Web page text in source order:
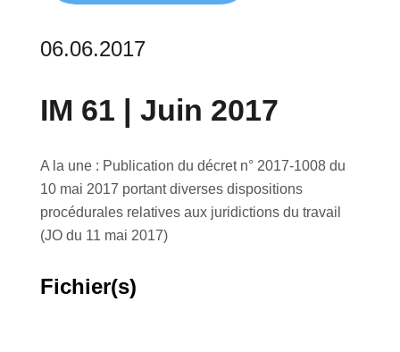
06.06.2017
IM 61 | Juin 2017
A la une : Publication du décret n° 2017-1008 du
10 mai 2017 portant diverses dispositions
procédurales relatives aux juridictions du travail
(JO du 11 mai 2017)
Fichier(s)